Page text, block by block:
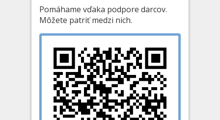
Pomáhame vďaka podpore darcov.
Môžete patriť medzi nich.